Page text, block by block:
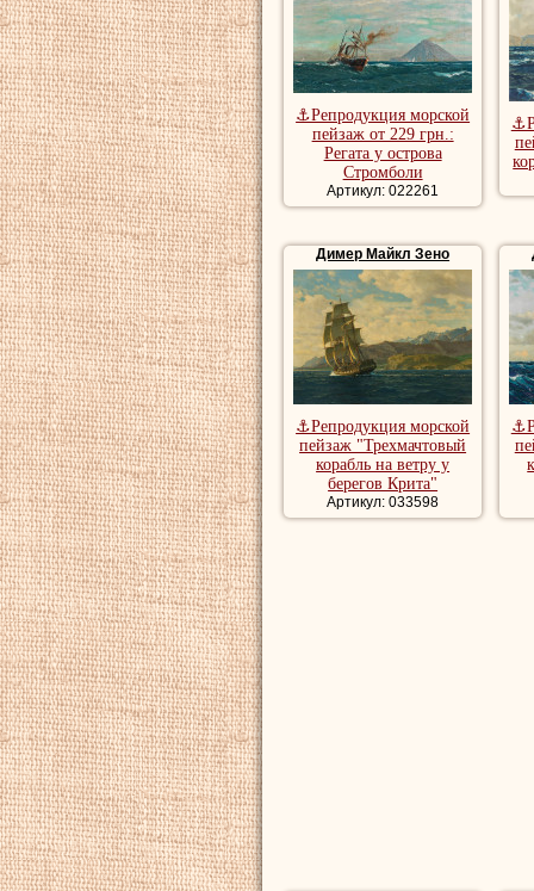
⚓Репродукция морской
пейзаж от 229 грн.:
Регата у острова
Стромболи
Артикул: 022261
Димер Майкл Зено
⚓Репродукция морской
пейзаж "Трехмачтовый
корабль на ветру у
берегов Крита"
Артикул: 033598